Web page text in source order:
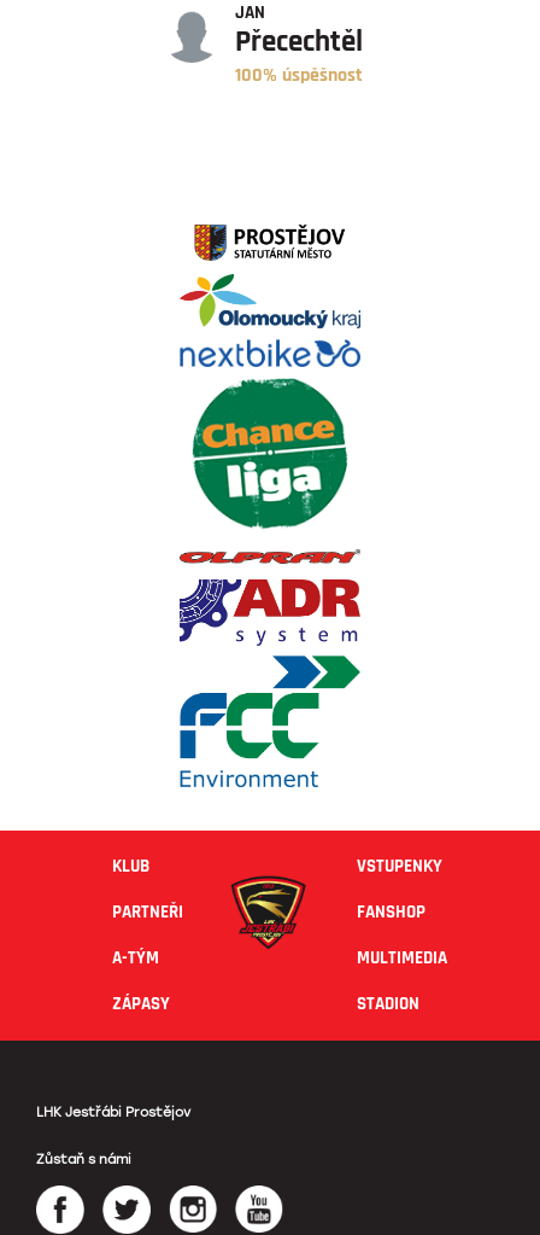
JAN
Přecechtěl
100% úspěšnost
KLUB
PARTNEŘI
A-TÝM
ZÁPASY
VSTUPENKY
FANSHOP
MULTIMEDIA
STADION
LHK Jestřábi Prostějov
Zůstaň s námi